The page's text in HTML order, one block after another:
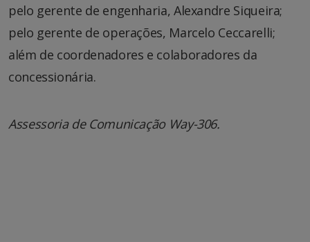
pelo gerente de engenharia, Alexandre Siqueira;
pelo gerente de operações, Marcelo Ceccarelli;
além de coordenadores e colaboradores da
concessionária.
Assessoria de Comunicação Way-306.